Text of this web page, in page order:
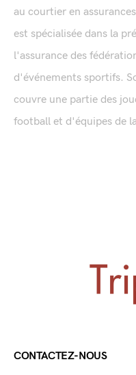
au courtier en
est spécialisée dans la
l'assurance des
d'événements sportifs.
couvre une partie des
football et d'équipes de
CONTACTEZ-NOUS